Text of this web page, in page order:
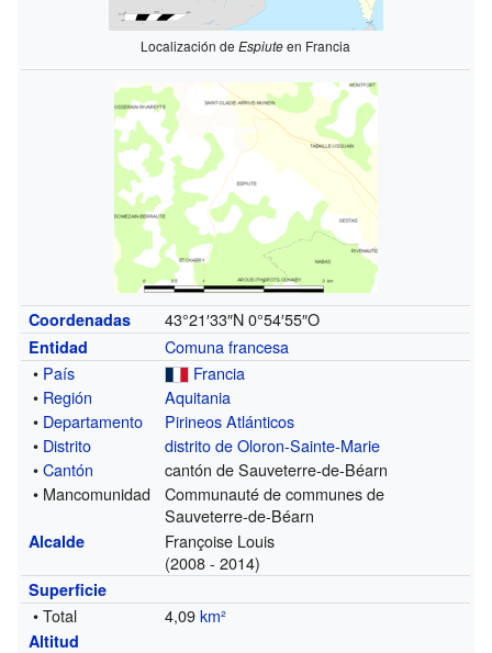
Localización deEspiuteen Francia
Coordenadas 43°21′33″N 0°54′55″O
Entidad
Comuna francesa
• País
Francia
• Región
Aquitania
• Departamento
Pirineos Atlánticos
• Distrito
distrito de Oloron-Sainte-Marie
•Cantón
cantón de Sauveterre-de-Béarn
• Mancomunidad
Communauté de communes de
Sauveterre-de-Béarn
Alcalde
Françoise Louis
(2008 - 2014)
Superficie
• Total 4,09km²
Altitud